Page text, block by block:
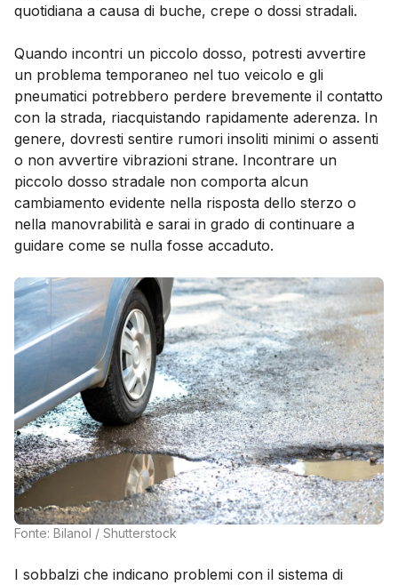
quotidiana a causa di buche, crepe o dossi stradali.
Quando incontri un piccolo dosso, potresti avvertire
un problema temporaneo nel tuo veicolo e gli
pneumatici potrebbero perdere brevemente il contatto
con la strada, riacquistando rapidamente aderenza. In
genere, dovresti sentire rumori insoliti minimi o assenti
o non avvertire vibrazioni strane. Incontrare un
piccolo dosso stradale non comporta alcun
cambiamento evidente nella risposta dello sterzo o
nella manovrabilità e sarai in grado di continuare a
guidare come se nulla fosse accaduto.
Fonte: Bilanol / Shutterstock
I sobbalzi che indicano problemi con il sistema di